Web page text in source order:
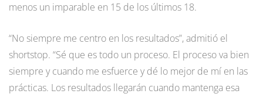
menos un imparable en 15 de los últimos 18.
“No siempre me centro en los resultados”, admitió el
shortstop. “Sé que es todo un proceso. El proceso va bien
siempre y cuando me esfuerce y dé lo mejor de mí en las
prácticas. Los resultados llegarán cuando mantenga esa